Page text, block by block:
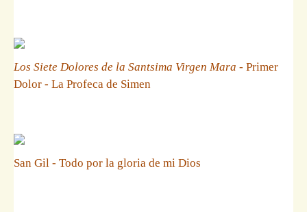
Los Siete Dolores de la Santsima Virgen Mara - Primer
Dolor - La Profeca de Simen
San Gil - Todo por la gloria de mi Dios